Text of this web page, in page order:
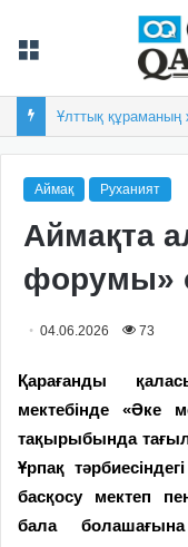
Ұлттық құраманың
Аймақ Руханият
Аймақта
форумы»
04.06.2026 73
Қарағанды
мектебінде «Әке
тақырыбында
Ұрпақ
басқосу мектеп
бала